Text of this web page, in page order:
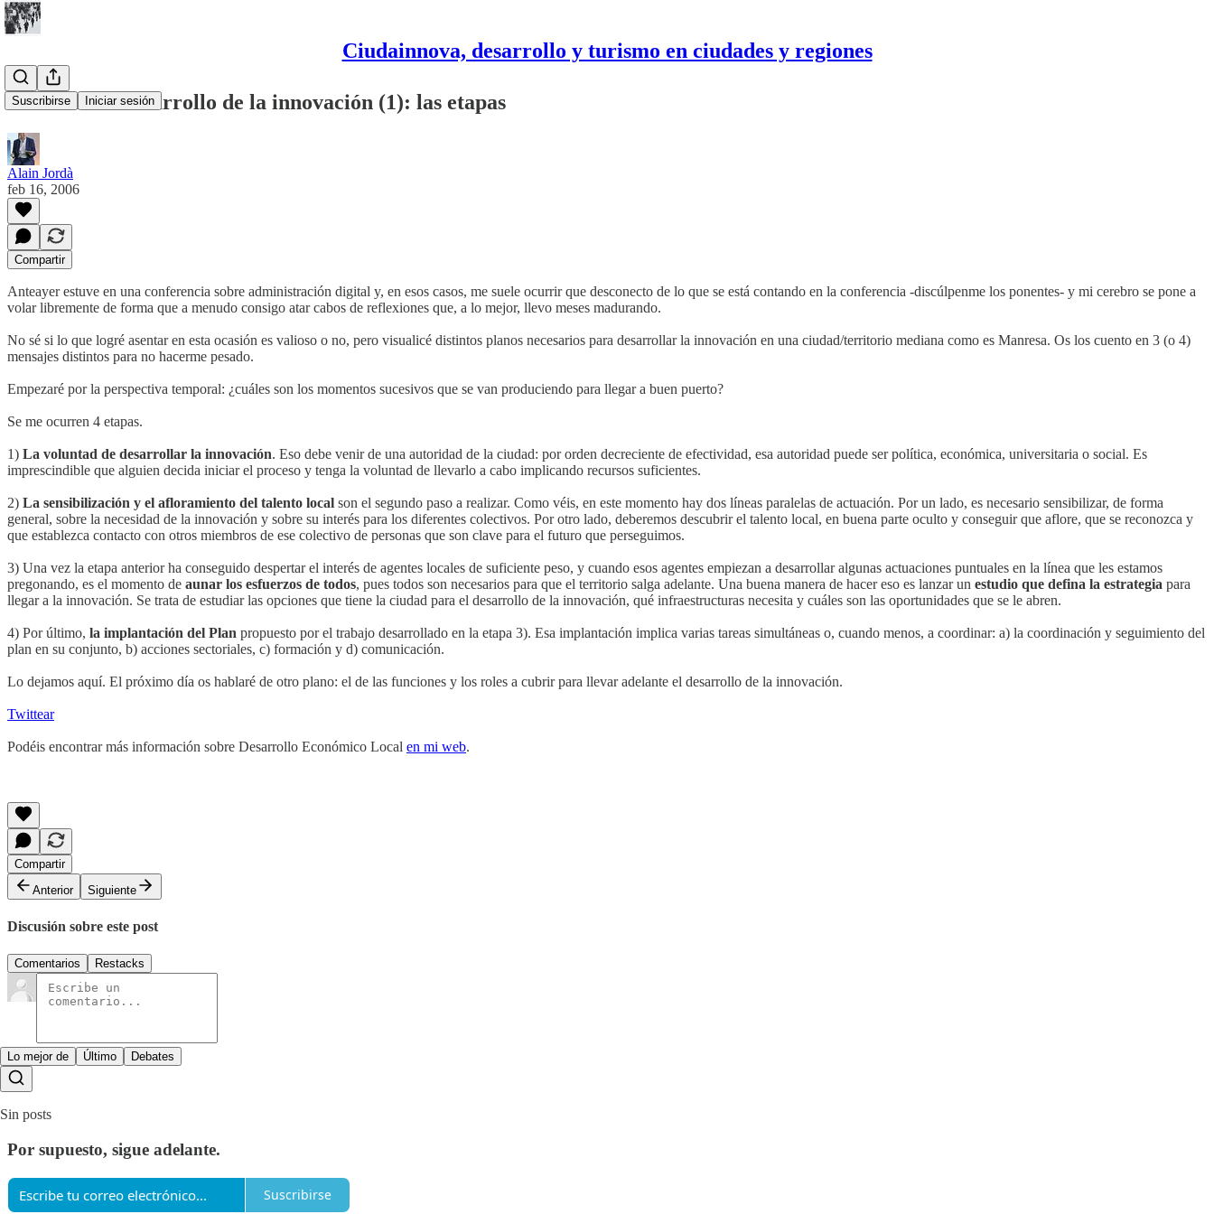
Ciudainnova, desarrollo y turismo en ciudades y regiones
Suscribirse Iniciar sesión
Visiones del desarrollo de la innovación (1): las etapas
Alain Jordà
feb 16, 2006
Compartir
Anteayer estuve en una conferencia sobre administración digital y, en esos casos, me suele ocurrir que desconecto de lo que se está contando en la conferencia -discúlpenme los ponentes- y mi cerebro se pone a
volar libremente de forma que a menudo consigo atar cabos de reflexiones que, a lo mejor, llevo meses madurando.
No sé si lo que logré asentar en esta ocasión es valioso o no, pero visualicé distintos planos necesarios para desarrollar la innovación en una ciudad/territorio mediana como es Manresa. Os los cuento en 3 (o 4)
mensajes distintos para no hacerme pesado.
Empezaré por la perspectiva temporal: ¿cuáles son los momentos sucesivos que se van produciendo para llegar a buen puerto?
Se me ocurren 4 etapas.
1) La voluntad de desarrollar la innovación. Eso debe venir de una autoridad de la ciudad: por orden decreciente de efectividad, esa autoridad puede ser política, económica, universitaria o social. Es
imprescindible que alguien decida iniciar el proceso y tenga la voluntad de llevarlo a cabo implicando recursos suficientes.
2) La sensibilización y el afloramiento del talento local son el segundo paso a realizar. Como véis, en este momento hay dos líneas paralelas de actuación. Por un lado, es necesario sensibilizar, de forma
general, sobre la necesidad de la innovación y sobre su interés para los diferentes colectivos. Por otro lado, deberemos descubrir el talento local, en buena parte oculto y conseguir que aflore, que se reconozca y
que establezca contacto con otros miembros de ese colectivo de personas que son clave para el futuro que perseguimos.
3) Una vez la etapa anterior ha conseguido despertar el interés de agentes locales de suficiente peso, y cuando esos agentes empiezan a desarrollar algunas actuaciones puntuales en la línea que les estamos
pregonando, es el momento de aunar los esfuerzos de todos, pues todos son necesarios para que el territorio salga adelante. Una buena manera de hacer eso es lanzar un estudio que defina la estrategia para
llegar a la innovación. Se trata de estudiar las opciones que tiene la ciudad para el desarrollo de la innovación, qué infraestructuras necesita y cuáles son las oportunidades que se le abren.
4) Por último, la implantación del Plan propuesto por el trabajo desarrollado en la etapa 3). Esa implantación implica varias tareas simultáneas o, cuando menos, a coordinar: a) la coordinación y seguimiento del
plan en su conjunto, b) acciones sectoriales, c) formación y d) comunicación.
Lo dejamos aquí. El próximo día os hablaré de otro plano: el de las funciones y los roles a cubrir para llevar adelante el desarrollo de la innovación.
Twittear
Podéis encontrar más información sobre Desarrollo Económico Local en mi web.
Compartir
Anterior
Siguiente
Discusión sobre este post
Comentarios Restacks
Lo mejor de Último Debates
Sin posts
Por supuesto, sigue adelante.
Suscribirse